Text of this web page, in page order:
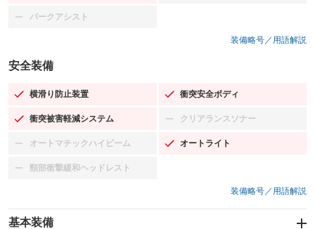
パークアシスト
：装備なし
装備略号／用語解説
安全装備
横滑り防止装置
：装備あり 衝突安全ボディ
：装備あり
衝突被害軽減システム
：装備あり クリアランスソナー
：装備なし
オートマチックハイビーム
：装備なし オートライト
：装備あり
頸部衝撃緩和ヘッドレスト
：装備なし
装備略号／用語解説
基本装備